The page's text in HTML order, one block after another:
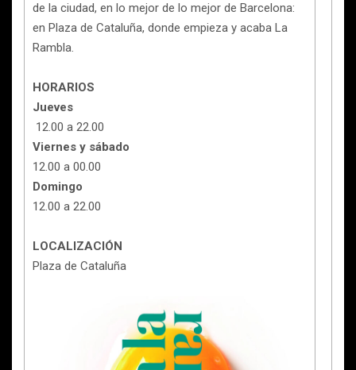
de la ciudad, en lo mejor de lo mejor de Barcelona:
en Plaza de Cataluña, donde empieza y acaba La
Rambla.
HORARIOS
Jueves
12.00 a 22.00
Viernes y sábado
12.00 a 00.00
Domingo
12.00 a 22.00
LOCALIZACIÓN
Plaza de Cataluña